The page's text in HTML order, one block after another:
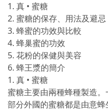
1. 真 • 蜜糖
2. 蜜糖的保存、用法及避忌
3. 蜂蜜的功效與比較
4. 蜂巢蜜的功效
5. 花粉的保健與美容
6. 蜂王漿的簡介
1. 真 • 蜜糖
蜜糖主要由兩種蜂種製造
部分外國的蜜糖都是由意